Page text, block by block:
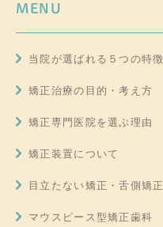
MENU
当院が選ばれる５つの特徴
矯正治療の目的・考え方
矯正専門医院を選ぶ理由
矯正装置について
目立たない矯正・舌側矯正
マウスピース型矯正歯科